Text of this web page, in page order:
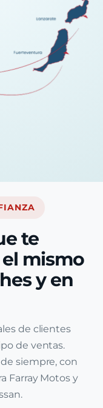
te
mismo
y en
de clientes
de ventas.
siempre, con
Farray Motos y